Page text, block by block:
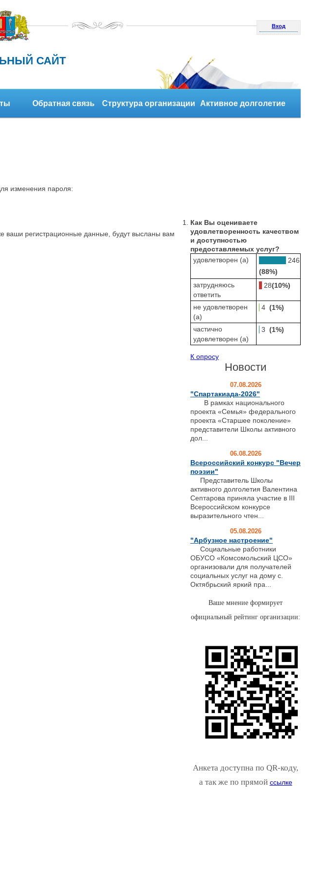
Вход
САЙТ
Обратная связь Структура организации Активное долголетие
изменения пароля:
ваши регистрационные данные, будут высланы вам
Как Вы оцениваете
удовлетворенность качеством
и доступностью
предоставляемых услуг?
удовлетворен (а)
246
(88%)
затрудняюсь
ответить
28(10%)
не удовлетворен
(а)
4 (1%)
частично
удовлетворен (а)
3 (1%)
К опросу
Новости
07.08.2026
"Спартакиада-2026"
В рамках национального
проекта «Семья» федерального
проекта «Старшее поколение»
представители Школы активного
дол...
06.08.2026
Всероссийский конкурс "Вечер
поэзии"
Представитель Школы
активного долголетия Валентина
Септарова приняла участие в III
Всероссийском конкурсе
выразительного чтен...
05.08.2026
"Арбузное настроение"
Социальные работники
ОБУСО «Комсомольский ЦСО»
организовали для получателей
социальных услуг на дому с.
Октябрьский яркий пра...
Ваше мнение формирует
официальный рейтинг организации:
Анкета доступна по QR-коду,
а так же по прямой ссылке